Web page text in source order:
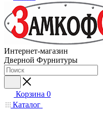
Интернет-магазин
Дверной Фурнитуры
Корзина 0
Каталог